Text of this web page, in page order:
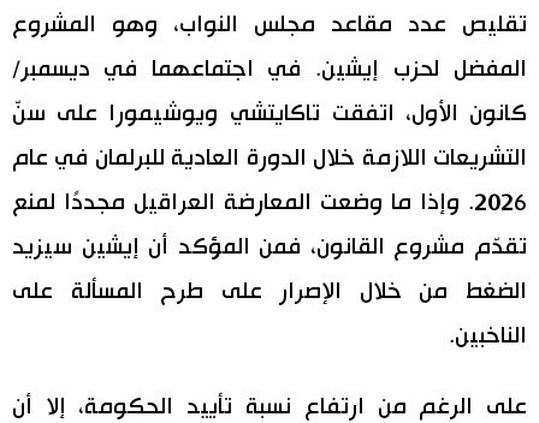
تقليص عدد مقاعد مجلس النواب، وهو المشروع
المفضل لحزب إيشين. في اجتماعهما في ديسمبر/
كانون الأول، اتفقت تاكايتشي ويوشيمورا على سنّ
التشريعات اللازمة خلال الدورة العادية للبرلمان في عام
2026. وإذا ما وضعت المعارضة العراقيل مجددًا لمنع
تقدّم مشروع القانون، فمن المؤكد أن إيشين سيزيد
الضغط من خلال الإصرار على طرح المسألة على
الناخبين.
على الرغم من ارتفاع نسبة تأييد الحكومة، إلا أن